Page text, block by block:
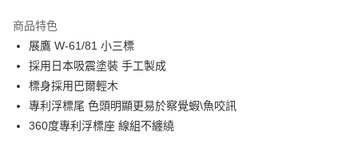
4.訂單成立30分鐘內，如未前往確認交易或遇審核未通過，訂單將自動取
消。如遇「轉專審核」未通過狀況，表示未達大哥付你分期系統評分，恕無
法說明評估內容。
【繳款方式說明】
1.分期款項不併入電信帳單，「大哥付你分期」於每月結算日後寄送繳費提
醒簡訊。
帳／街口支付／iPASS MONEY」等通路繳費。
便利好安心！
２．便利：只要手機號碼，簡訊認證，即可結帳。
３．安心：先確認商品／服務後，再付款。
【「AFTEE先享後付」結帳流程】
１．於結帳方式選擇「AFTEE先享後付」後，將跳轉至「AFTEE先享後付」
結帳頁面，進行簡訊認證並確認金額後，即可完成結帳。
貨到付款
運送方式
全家取貨付款
每筆NT$60，滿NT$1,200(含以上)免運費
商品特色
展鷹 W-61/81 小三標
採用日本吸震塗裝 手工製成
標身採用巴爾輕木
專利浮標尾 色頭明顯更易於察覺蝦\魚咬訊
360度專利浮標座 線組不纏繞